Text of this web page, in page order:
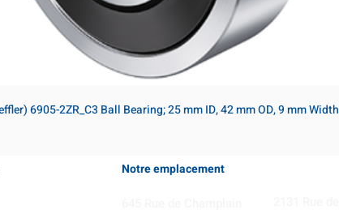
6905-2ZR_C3 Ball Bearing; 25 mm ID, 42 mm OD, 9 mm Width
Notre emplacement